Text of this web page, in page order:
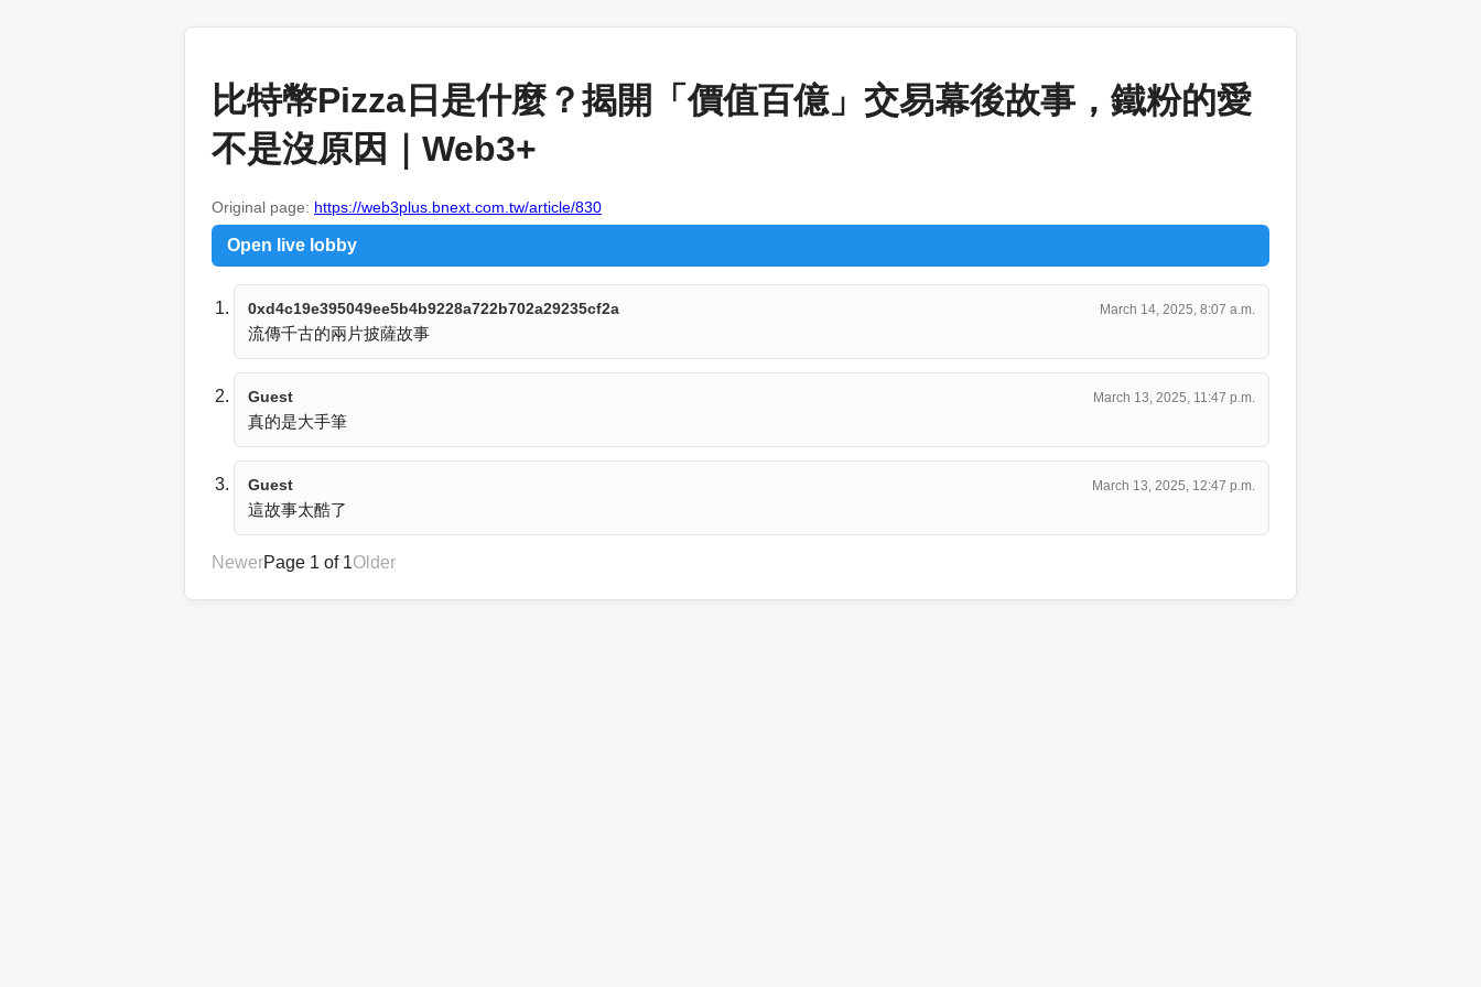
比特幣Pizza日是什麼？揭開「價值百億」交易幕後故事，鐵粉的愛
不是沒原因｜Web3+
Original page: https://web3plus.bnext.com.tw/article/830
Open live lobby
0xd4c19e395049ee5b4b9228a722b702a29235cf2a March 14, 2025, 8:07 a.m.
流傳千古的兩片披薩故事
Guest March 13, 2025, 11:47 p.m.
真的是大手筆
Guest March 13, 2025, 12:47 p.m.
這故事太酷了
NewerPage 1 of 1Older